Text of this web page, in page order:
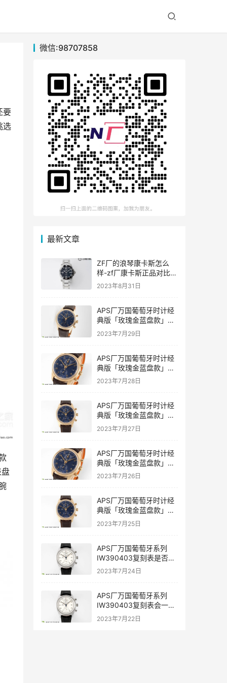
要
选
微信:98707858
最新文章
ZF厂的浪琴康卡斯怎么
样-zf厂康卡斯正品对比评
价如何
2023年8月31日
APS厂万国葡萄牙时计经
典版「玫瑰金蓝盘款」复
刻表是否会一眼假-APS手
2023年7月29日
APS厂万国葡萄牙时计经
典版「玫瑰金蓝盘款」复
刻表值得入手吗-APS手表
2023年7月28日
APS厂万国葡萄牙时计经
典版「玫瑰金蓝盘款」复
刻表具有破绽吗-APS手表
2023年7月27日
APS厂万国葡萄牙时计经
典版「玫瑰金蓝盘款」复
刻表是否值得入手-APS手
2023年7月26日
APS厂万国葡萄牙时计经
典版「玫瑰金蓝盘款」复
刻表深度评测-APS手表
2023年7月25日
APS厂万国葡萄牙系列
IW390403复刻表是否能
过专柜-APS手表
2023年7月24日
APS厂万国葡萄牙系列
IW390403复刻表会一眼
假吗-APS手表
2023年7月22日